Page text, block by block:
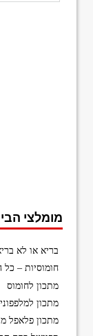
מומלצי
בריא או לא
חומוסיות – כל
מתכון לחומוס
מתכון
מתכון פלאפל